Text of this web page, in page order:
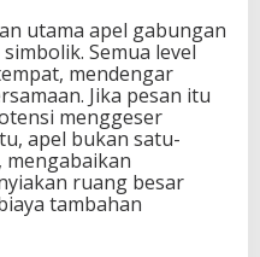
utama apel gabungan
Semua level
mendengar
Jika pesan itu
menggeser
apel bukan satu-
ruang besar
tambahan